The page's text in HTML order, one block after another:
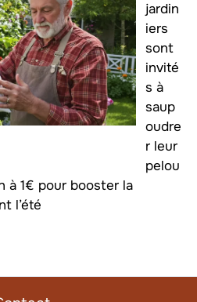
jardin
iers
sont
invité
s à
saup
oudre
r leur
pelou
à 1€ pour booster la
l’été